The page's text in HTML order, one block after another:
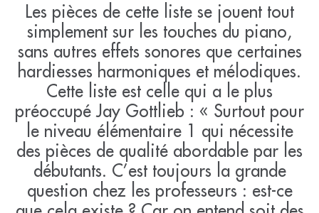
Les pièces de cette liste se jouent tout
simplement sur les touches du piano,
sans autres effets sonores que certaines
hardiesses harmoniques et mélodiques.
Cette liste est celle qui a le plus
préoccupé Jay Gottlieb : « Surtout pour
le niveau élémentaire 1 qui nécessite
des pièces de qualité abordable par les
débutants. C’est toujours la grande
question chez les professeurs : est-ce